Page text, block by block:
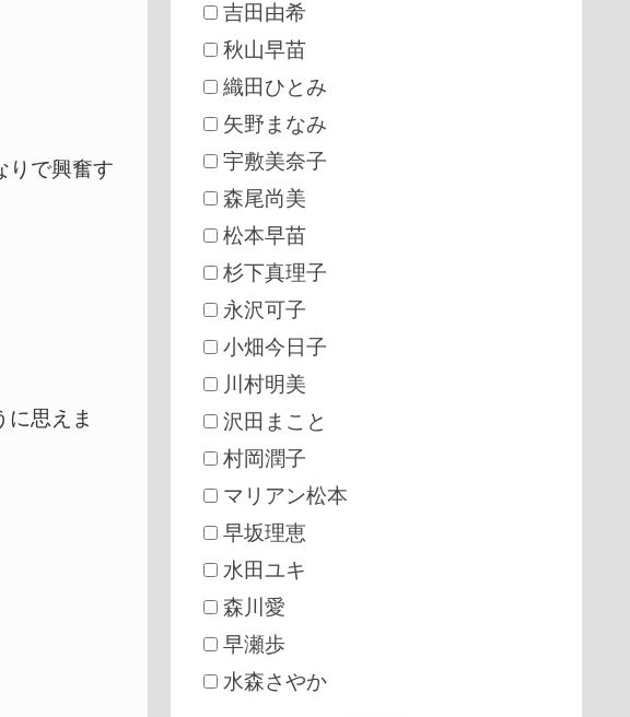
りで興奮す
思えま
吉田由希
秋山早苗
織田ひとみ
矢野まなみ
宇敷美奈子
森尾尚美
松本早苗
杉下真理子
永沢可子
小畑今日子
川村明美
沢田まこと
村岡潤子
マリアン松本
早坂理恵
水田ユキ
森川愛
早瀬歩
水森さやか